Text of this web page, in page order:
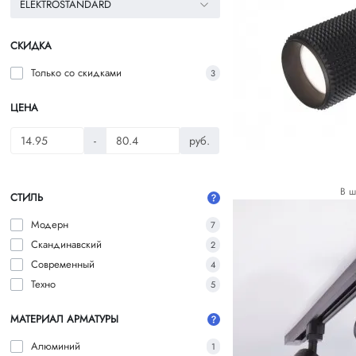
ELEKTROSTANDARD
СКИДКА
Только со cкидками
3
ЦЕНА
- руб.
СТИЛЬ
Модерн
7
Скандинавский 2
Современный 4
Техно 5
МАТЕРИАЛ АРМАТУРЫ
Алюминий
1
В